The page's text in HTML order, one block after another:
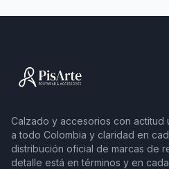
Calzado y accesorios con actitud
a todo Colombia y claridad en
distribución oficial de marcas de
detalle está en términos y en